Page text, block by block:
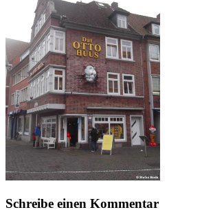
Schreibe einen Kommentar